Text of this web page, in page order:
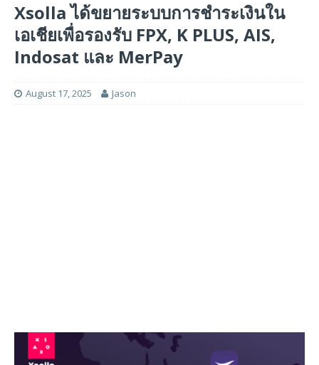
Xsolla ได้ขยายระบบการชำระเงินใน
เอเชียเพื่อรองรับ FPX, K PLUS, AIS,
Indosat และ MerPay
August 17, 2025 Jason